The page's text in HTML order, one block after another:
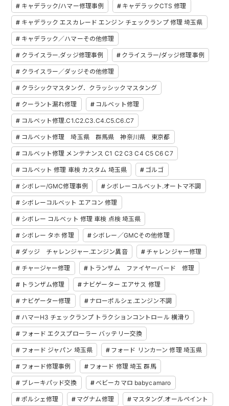
キャデラック/ハマー修理事例 キャデラックCTS 修理
キャデラック エスカレード エンジン チェックランプ 修理 埼玉県
キャデラック／ハマーその他修理
クライスラー.ダッジ修理事例 クライスラー/ダッジ修理事例
クライスラー／ダッジその他修理
クラシックマスタング．クラッシックマスタング
クーラント漏れ修理 コルベット修理
コルベット修理.C1.C2.C3.C4.C5.C6.C7
コルベット修理 埼玉県 群馬県 神奈川県 東京都
コルベット修理 メンテナンス C1 C2 C3 C4 C5 C6 C7
コルベット 修理 車検 カスタム 埼玉県 ゴルゴ
シボレー/GMC修理事例 シボレーコルベット.オートマ不調
シボレーコルベット エアコン 修理
シボレー コルベット 修理 車検 点検 埼玉県
シボレー タホ 修理 シボレー／GMCその他修理
ダッジ チャレンジャー.エンジン異音 チャレンジャー修理
チャージャー修理 トランザム ファイヤーバード 修理
トランザム修理 ナビゲーター エアサス 修理
ナビゲーター修理 ナローポルシェ.エンジン不調
ハマーH3 チェックランプ トラクションコントロール 横滑り
フォード エクスプローラー バッテリー交換
フォード ジャパン 埼玉県 フォード リンカーン 修理 埼玉県
フォード修理事例 フォード 修理 埼玉 群馬
ブレーキパッド交換 ベビーカマロ babycamaro
ポルシェ修理 マグナム修理 マスタング.オールペイント